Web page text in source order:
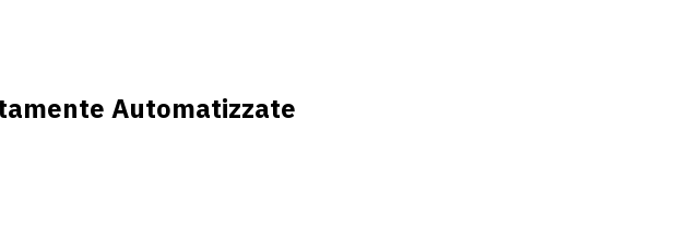
Automatizzate